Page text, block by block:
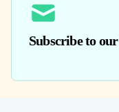
Subscribe to